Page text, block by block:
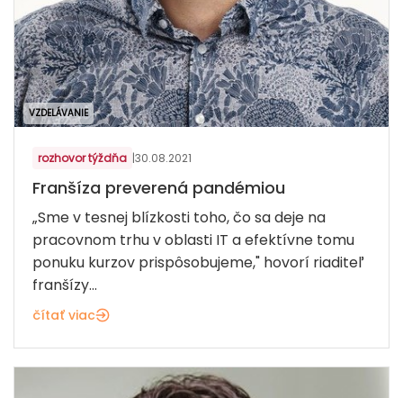
VZDELÁVANIE
rozhovor týždňa |30.08.2021
Franšíza preverená pandémiou
„Sme v tesnej blízkosti toho, čo sa deje na
pracovnom trhu v oblasti IT a efektívne tomu
ponuku kurzov prispôsobujeme," hovorí riaditeľ
franšízy...
čítať viac